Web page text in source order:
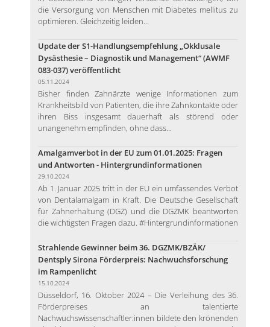
die Versorgung von Menschen mit Diabetes mellitus zu
optimieren. Gleichzeitig leiden...
Update der S1-Handlungsempfehlung „Okklusale
Dysästhesie – Diagnostik und Management“ (AWMF
083-037) veröffentlicht
05.11.2024
Bisher finden Zahnärzte wenige Informationen zum
Krankheitsbild von Patienten, die ihre Zahnkontakte oder
ihren Biss insgesamt dauerhaft als störend oder
unangenehm empfinden, ohne dass...
Amalgamverbot in der EU zum 01.01.2025: Fragen
und Antworten - Hintergrundinformationen
29.10.2024
Ab 1. Januar 2025 tritt in der EU ein umfassendes Verbot
von Dentalamalgam in Kraft. Die Deutsche Gesellschaft
für Zahnerhaltung (DGZ) und die DGZMK beantworten
die wichtigsten Fragen dazu. #Hintergrundinformationen
Strahlende Gewinner beim 36. DGZMK/BZÄK/
Dentsply Sirona Förderpreis: Nachwuchsforschung
im Rampenlicht
15.10.2024
Düsseldorf, 16. Oktober 2024 – Die Verleihung des 36.
Förderpreises an talentierte
Nachwuchswissenschaftler:innen bildete den krönenden